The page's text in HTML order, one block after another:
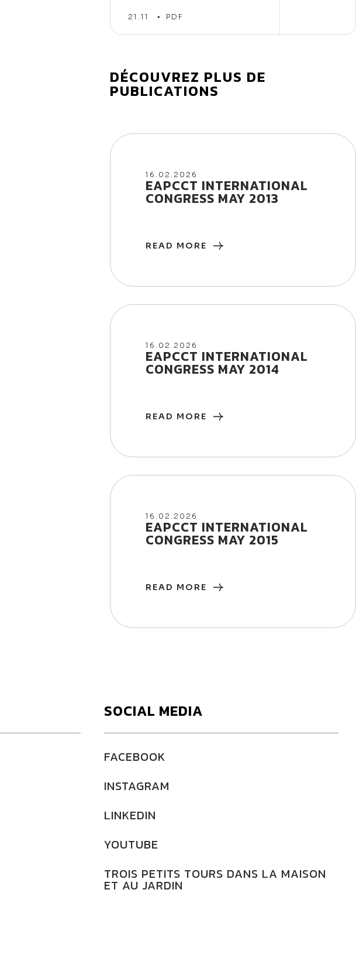
21.11 PDF
DÉCOUVREZ PLUS DE
PUBLICATIONS
16/02/2026
16.02.2026
EAPCCT INTERNATIONAL
CONGRESS MAY 2013
READ MORE
16/02/2026
16.02.2026
EAPCCT INTERNATIONAL
CONGRESS MAY 2014
READ MORE
16/02/2026
16.02.2026
EAPCCT INTERNATIONAL
CONGRESS MAY 2015
READ MORE
SOCIAL MEDIA
FACEBOOK
INSTAGRAM
LINKEDIN
YOUTUBE
TROIS PETITS TOURS DANS LA MAISON
ET AU JARDIN